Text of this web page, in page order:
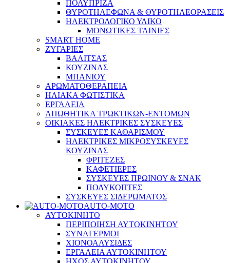
ΠΟΛΥΠΡΙΖΑ
ΘΥΡΟΤΗΛΕΦΩΝΑ & ΘΥΡΟΤΗΛΕΟΡΑΣΕΙΣ
ΗΛΕΚΤΡΟΛΟΓΙΚΟ ΥΛΙΚΟ
ΜΟΝΩΤΙΚΕΣ ΤΑΙΝΙΕΣ
SMART HOME
ΖΥΓΑΡΙΕΣ
ΒΑΛΙΤΣΑΣ
ΚΟΥΖΙΝΑΣ
ΜΠΑΝΙΟΥ
ΑΡΩΜΑΤΟΘΕΡΑΠΕΙΑ
ΗΛΙΑΚΑ ΦΩΤΙΣΤΙΚΑ
ΕΡΓΑΛΕΙΑ
ΑΠΩΘΗΤΙΚΑ ΤΡΩΚΤΙΚΩΝ-ΕΝΤΟΜΩΝ
ΟΙΚΙΑΚΕΣ ΗΛΕΚΤΡΙΚΕΣ ΣΥΣΚΕΥΕΣ
ΣΥΣΚΕΥΕΣ ΚΑΘΑΡΙΣΜΟΥ
ΗΛΕΚΤΡΙΚΕΣ ΜΙΚΡΟΣΥΣΚΕΥΕΣ
ΚΟΥΖΙΝΑΣ
ΦΡΙΤΕΖΕΣ
ΚΑΦΕΤΙΕΡΕΣ
ΣΥΣΚΕΥΕΣ ΠΡΩΙΝΟΥ & ΣΝΑΚ
ΠΟΛΥΚΟΠΤΕΣ
ΣΥΣΚΕΥΕΣ ΣΙΔΕΡΩΜΑΤΟΣ
AUTO-MOTO
ΑΥΤΟΚΙΝΗΤΟ
ΠΕΡΙΠΟΙΗΣΗ ΑΥΤΟΚΙΝΗΤΟΥ
ΣΥΝΑΓΕΡΜΟΙ
ΧΙΟΝΟΑΛΥΣΙΔΕΣ
ΕΡΓΑΛΕΙΑ ΑΥΤΟΚΙΝΗΤΟΥ